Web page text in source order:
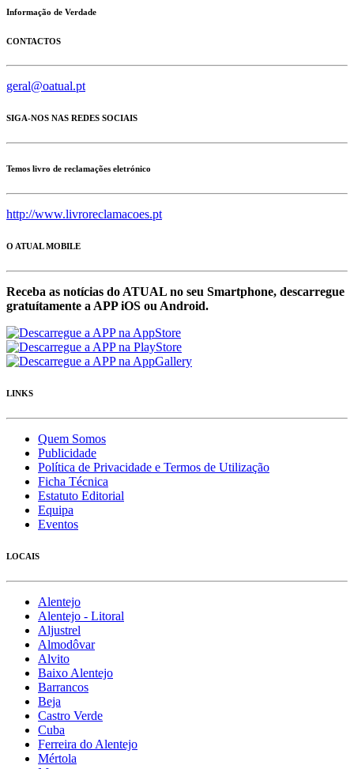
Informação de Verdade
CONTACTOS
geral@oatual.pt
SIGA-NOS NAS REDES SOCIAIS
Temos livro de reclamações eletrónico
http://www.livroreclamacoes.pt
O ATUAL MOBILE
Receba as notícias do ATUAL no seu Smartphone, descarregue
gratuítamente a APP iOS ou Android.
LINKS
Quem Somos
Publicidade
Política de Privacidade e Termos de Utilização
Ficha Técnica
Estatuto Editorial
Equipa
Eventos
LOCAIS
Alentejo
Alentejo - Litoral
Aljustrel
Almodôvar
Alvito
Baixo Alentejo
Barrancos
Beja
Castro Verde
Cuba
Ferreira do Alentejo
Mértola